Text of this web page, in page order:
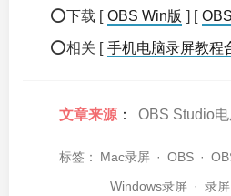
⭕下载 [ OBS Win版 ] [
⭕相关 [ 手机电脑录屏教程
文章来源 ： OBS Studio
标签： Mac录屏 · OBS ·
Windows录屏 · 录屏